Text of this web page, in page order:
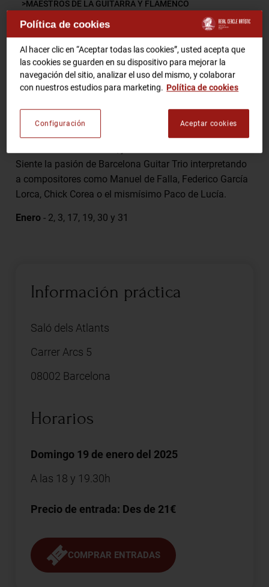
RCA TV
Gastronomic Experience 360º
Entradas Eventos
MAESTROS DE LA GUITARRA Y FLAMENCO
Comparte
tres guitarristas de gran prestigio internacional –
ofrecen un emocionante Homenaje a Paco de Lucía en
Siente la pasión de Barcelona Guitar Trio interpretando
a compositores como Manuel de Falla, Federico García
Lorca, Chick Corea o el mismísimo Paco de Lucía.
Enero - 2, 3, 17, 19, 30 y 31
Información práctica
Saló dels Atlants
Carrer Arcs 5
08002 Barcelona
Horarios
Domingo 19 de enero del 2025
A las 18 y 19.30h
Precio de entrada: Des de 21€
COMPRAR ENTRADAS
Política de cookies
Al hacer clic en “Aceptar todas las cookies”, usted acepta que
las cookies se guarden en su dispositivo para mejorar la
navegación del sitio, analizar el uso del mismo, y colaborar
con nuestros estudios para marketing. Política de cookies
Aceptar cookies
Configuración